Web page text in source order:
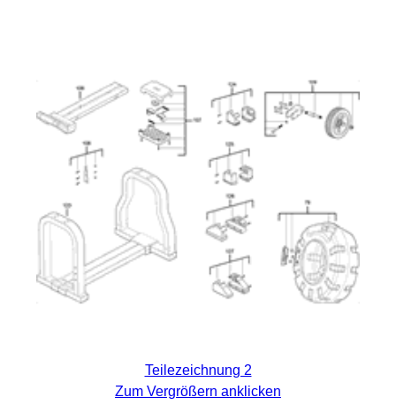
Teilezeichnung 2
Zum Vergrößern anklicken